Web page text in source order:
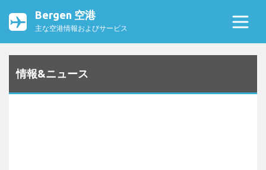
Bergen 空港
主な空港情報およびサービス
情報&ニュース